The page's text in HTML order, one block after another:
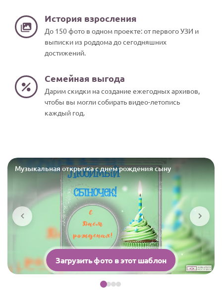
История взросления
До 150 фото в одном проекте: от первого УЗИ и
выписки из роддома до сегодняшних
достижений.
Семейная выгода
Дарим скидки на создание ежегодных архивов,
чтобы вы могли собирать видео-летопись
каждый год.
Музыкальная открытка с днем рождения сыну
Загрузить фото в этот шаблон